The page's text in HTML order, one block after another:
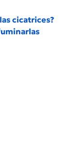
cicatrices?